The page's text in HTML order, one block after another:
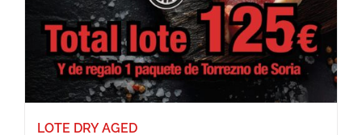
LOTE DRY AGED